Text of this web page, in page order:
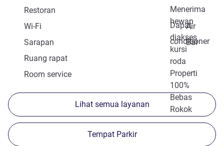
Menerima
hewan
Restoran
Dapat
diakses
kursi
roda
Wi-Fi
Air
conditioner
Sarapan
Bar
Ruang rapat
Properti
100%
Bebas
Rokok
Room service
Lihat semua layanan
Tempat Parkir